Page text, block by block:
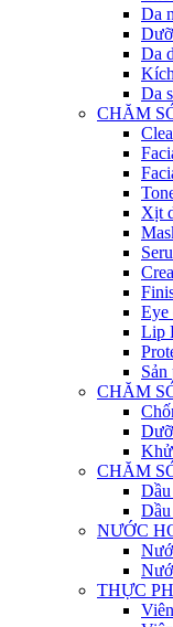
Da
Da
Da
CHĂM
Xịt
Eye
Lip
Sản
CHĂM
CHĂM
NƯỚC
THỰC